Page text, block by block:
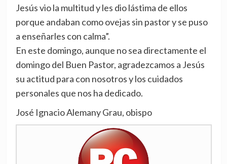
Jesús vio la multitud y les dio lástima de ellos
porque andaban como ovejas sin pastor y se puso
a enseñarles con calma”.
En este domingo, aunque no sea directamente el
domingo del Buen Pastor, agradezcamos a Jesús
su actitud para con nosotros y los cuidados
personales que nos ha dedicado.
José Ignacio Alemany Grau, obispo